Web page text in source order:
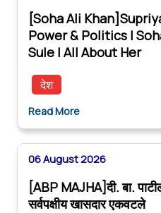
[Soha Ali
Power & Politics |
Sule | All About Her
देश
Read More
06 August 2026
[ABP MAJHA]दी. बा.
सर्वपक्षीय खासदार एकवटले